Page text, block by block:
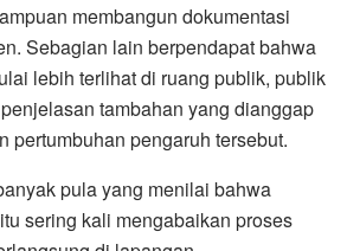
membangun dokumentasi
Sebagian lain berpendapat bahwa
lebih terlihat di ruang publik, publik
tambahan yang dianggap
pertumbuhan pengaruh tersebut.
pula yang menilai bahwa
sering kali mengabaikan proses